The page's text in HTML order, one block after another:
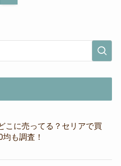
こに売ってる？セリアで買
も調査！